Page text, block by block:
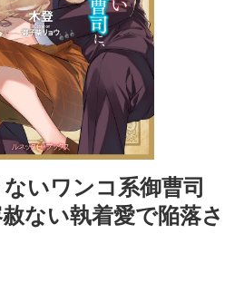
いワンコ系御曹司
ない執着愛で陥落さ